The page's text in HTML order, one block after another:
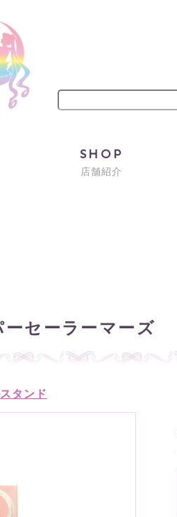
SHOP
店舗紹介
セーラーマーズ
タンド